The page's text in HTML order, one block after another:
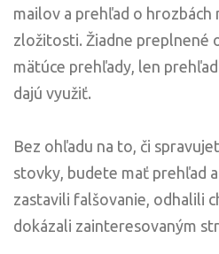
mailov a prehľad o hrozbách
zložitosti. Žiadne preplnené
mätúce prehľady, len
dajú využiť.
Bez ohľadu na to, či
stovky, budete mať prehľad
zastavili falšovanie, odhalili
dokázali zainteresovaným